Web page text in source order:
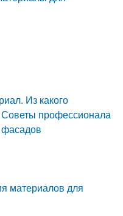
Из какого
Советы профессионала
материалов для